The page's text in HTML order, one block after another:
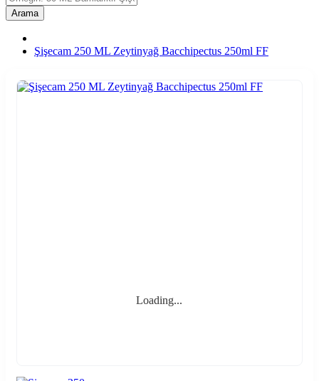
Arama
Şişecam 250 ML Zeytinyağ Bacchipectus 250ml FF
Loading...
Loading...